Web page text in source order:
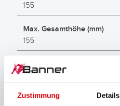
Zustimmung Details
155
Max. Gesamthöhe (mm)
155
Bodenleiste
B00